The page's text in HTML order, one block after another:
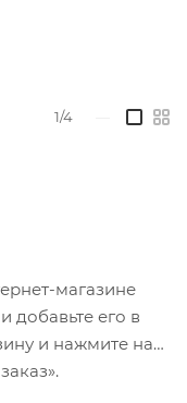
1/4
магазине
добавьте его в
и нажмите на